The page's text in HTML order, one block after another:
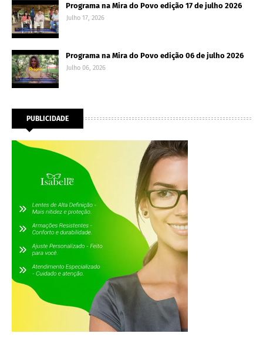
Programa na Mira do Povo edição 17 de julho 2026
Julho 17, 2026
Programa na Mira do Povo edição 06 de julho 2026
Julho 06, 2026
PUBLICIDADE